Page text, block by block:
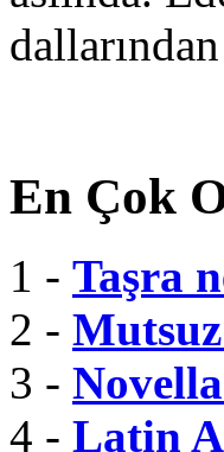
En Çok
1 - Taşra
2 -
3 -
4 - Latin